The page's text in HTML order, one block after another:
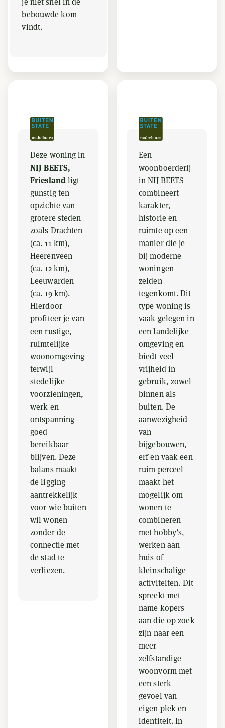
bebouwde kom
vindt.
Deze woning in
NIJ BEETS,
Frieslandligt
gunstig ten
opzichte van
grotere steden
zoals Drachten
(ca. 11 km),
Heerenveen
(ca. 12 km),
Leeuwarden
(ca. 19 km).
Hierdoor
profiteer je van
een rustige,
ruimtelijke
woonomgeving
terwijl
stedelijke
voorzieningen,
werk en
ontspanning
goed
bereikbaar
blijven. Deze
balans maakt
de ligging
aantrekkelijk
voor wie buiten
wil wonen
zonder de
connectie met
de stad te
verliezen.
Een
woonboerderij
in NIJ BEETS
combineert
karakter,
historie en
ruimte op een
manier die je
bij moderne
woningen
zelden
tegenkomt. Dit
type woning is
vaak gelegen in
een landelijke
omgeving en
biedt veel
vrijheid in
gebruik, zowel
binnen als
buiten. De
aanwezigheid
van
bijgebouwen,
erf en vaak een
ruim perceel
maakt het
mogelijk om
wonen te
combineren
met hobby’s,
werken aan
huis of
kleinschalige
activiteiten. Dit
spreekt met
name kopers
aan die op zoek
zijn naar een
meer
zelfstandige
woonvorm met
een sterk
gevoel van
eigen plek en
identiteit. In